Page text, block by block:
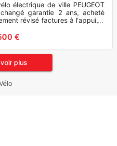
électrique de ville PEUGEOT
garantie 2 ans, acheté
révisé factures à l'appui, à
€
voir plus